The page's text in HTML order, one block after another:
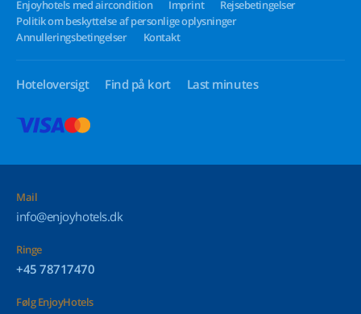
Enjoyhotels med aircondition
Imprint
Rejsebetingelser
Politik om beskyttelse af personlige oplysninger
Annulleringsbetingelser
Kontakt
Hoteloversigt Find på kort Last minutes
Mail
info@enjoyhotels.dk
Ringe
+45 78717470
Følg EnjoyHotels